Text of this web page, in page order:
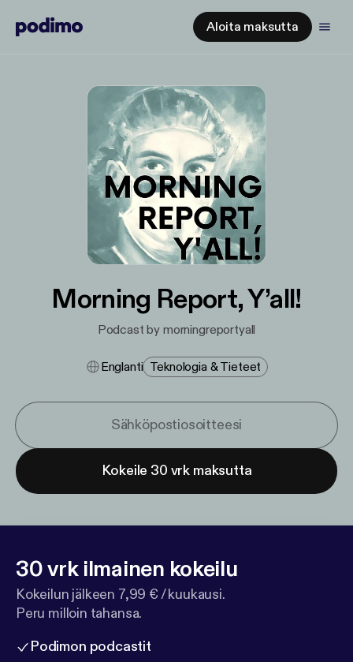
Aloita maksutta
Morning Report, Y’all!
Podcast by morningreportyall
Englanti Teknologia & Tieteet
Kokeile 30 vrk maksutta
30 vrk ilmainen kokeilu
Kokeilun jälkeen 7,99 € / kuukausi.
Peru milloin tahansa.
Podimon podcastit